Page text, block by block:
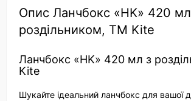
Опис Ланчбокс «HK» 420
роздільником, TM Kite
Ланчбокс «HK» 420 мл з
Kite
Шукайте ідеальний ланчбокс для вашої